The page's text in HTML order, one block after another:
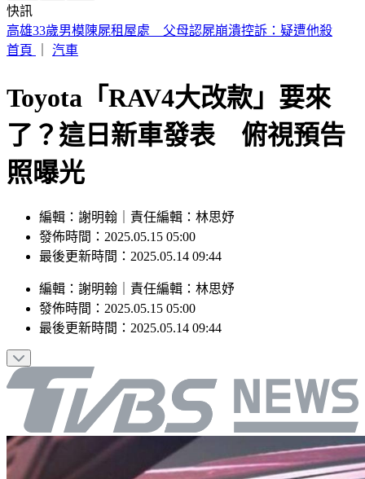
快訊
伊朗封鎖荷姆茲海峽 6000名海員受困波斯灣
首頁
汽車
Toyota「RAV4大改款」要來
了？這日新車發表 俯視預告
照曝光
編輯：謝明翰｜責任編輯：林思妤
發佈時間：2025.05.15 05:00
最後更新時間：2025.05.14 09:44
編輯 ： 謝明翰 責任編輯 ： 林思妤
發佈時間： 2025.05.15 05:00
最後更新時間： 2025.05.14 09:44